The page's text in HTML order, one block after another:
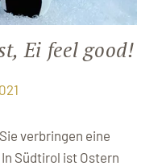
Ei feel good!
verbringen eine
Südtirol ist Ostern